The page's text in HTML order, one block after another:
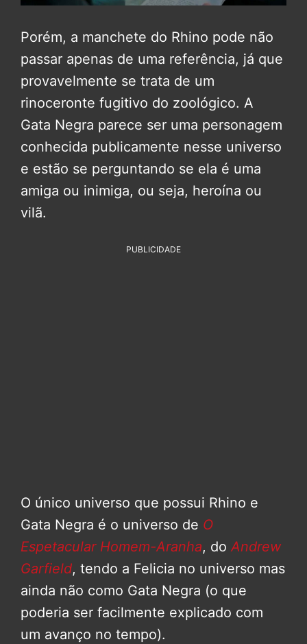
Porém, a manchete do Rhino pode não
passar apenas de uma referência, já que
provavelmente se trata de um
rinoceronte fugitivo do zoológico. A
Gata Negra parece ser uma personagem
conhecida publicamente nesse universo
e estão se perguntando se ela é uma
amiga ou inimiga, ou seja, heroína ou
vilã.
PUBLICIDADE
O único universo que possui Rhino e
Gata Negra é o universo de O
Espetacular Homem-Aranha, do Andrew
Garfield, tendo a Felicia no universo mas
ainda não como Gata Negra (o que
poderia ser facilmente explicado com
um avanço no tempo).